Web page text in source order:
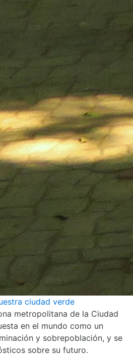
ciudad verde
metropolitana de la Ciudad
en el mundo como un
y sobrepoblación, y se
sobre su futuro.